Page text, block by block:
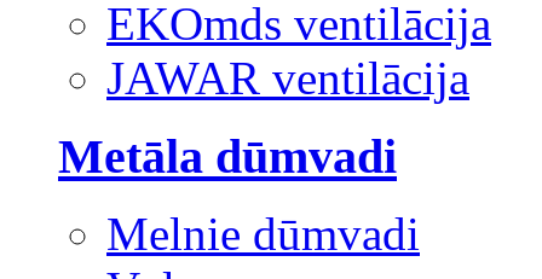
EKOmds ventilācija
JAWAR ventilācija
Metāla dūmvadi
Melnie dūmvadi